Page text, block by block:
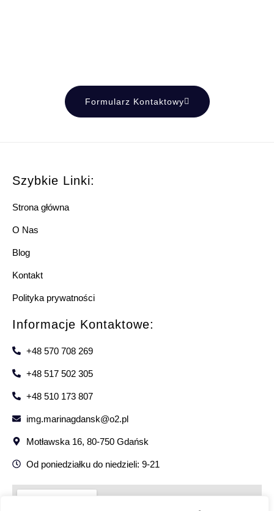
Formularz Kontaktowy
Szybkie Linki:
Strona główna
O Nas
Blog
Kontakt
Polityka prywatności
Informacje Kontaktowe:
+48 570 708 269
+48 517 502 305
+48 510 173 807
img.marinagdansk@o2.pl
Motławska 16, 80-750 Gdańsk
Od poniedziałku do niedzieli: 9-21